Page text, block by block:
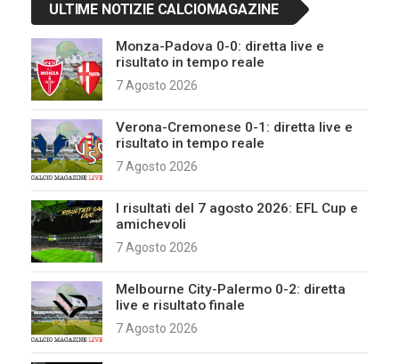
ULTIME NOTIZIE CALCIOMAGAZINE
Monza-Padova 0-0: diretta live e
risultato in tempo reale
7 Agosto 2026
Verona-Cremonese 0-1: diretta live e
risultato in tempo reale
7 Agosto 2026
I risultati del 7 agosto 2026: EFL Cup e
amichevoli
7 Agosto 2026
Melbourne City-Palermo 0-2: diretta
live e risultato finale
7 Agosto 2026